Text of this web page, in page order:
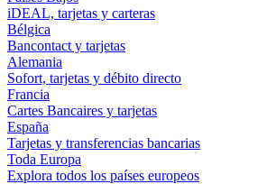
iDEAL, tarjetas y carteras
Bélgica
Bancontact y tarjetas
Alemania
Sofort, tarjetas y débito directo
Francia
Cartes Bancaires y tarjetas
España
Tarjetas y transferencias bancarias
Toda Europa
Explora todos los países europeos